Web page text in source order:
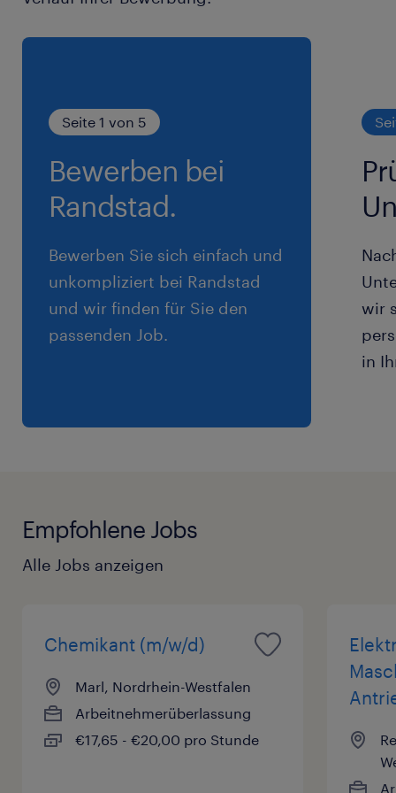
Seite 1 von 5
Bewerben bei
Randstad.
Bewerben Sie sich einfach und
unkompliziert bei Randstad
und wir finden für Sie den
passenden Job.
wir
in
Empfohlene Jobs
Alle Jobs anzeigen
Chemikant (m/w/d)
Marl, Nordrhein-Westfalen
Arbeitnehmerüberlassung
€17,65 - €20,00 pro Stunde